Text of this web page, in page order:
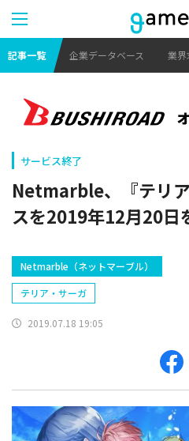
記事一覧 企業データベース 業界
サービス終了
Netmarble、『テリ
スを2019年12月20日
​Netmarble（ネットマーブル）
テリア・サーガ
2019.07.18 19:05